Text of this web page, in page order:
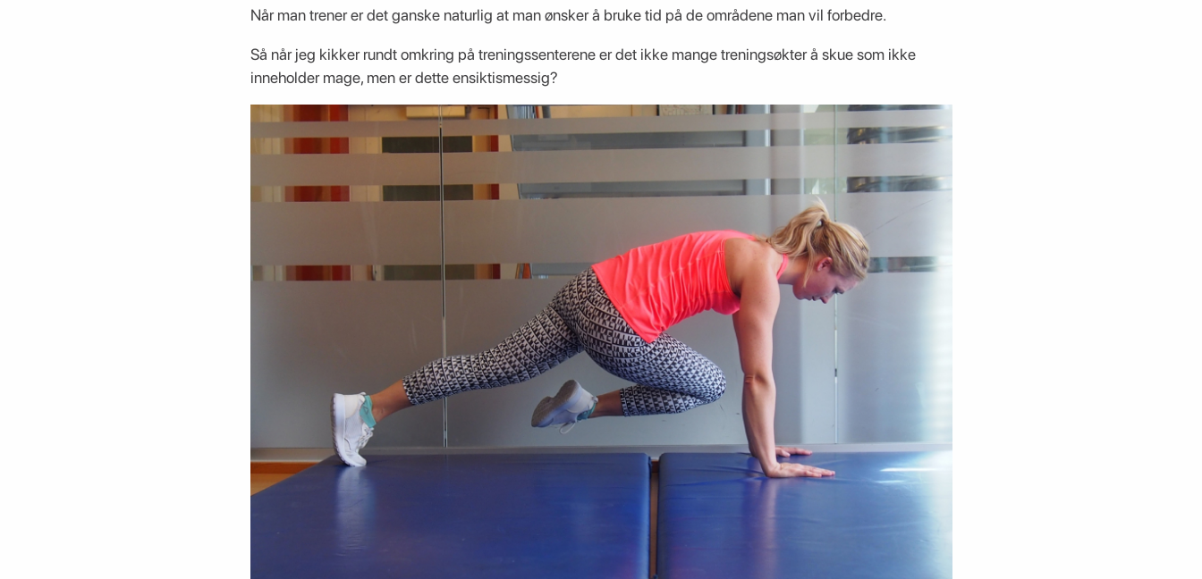
Når man trener er det ganske naturlig at man ønsker å bruke tid på de områdene man vil forbedre.
Så når jeg kikker rundt omkring på treningssenterene er det ikke mange treningsøkter å skue som ikke
inneholder mage, men er dette ensiktismessig?